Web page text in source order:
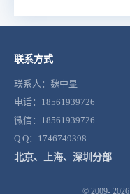
联系方式
联系人：魏中显
电话：18561939726
微信：18561939726
Q Q：1746749398
北京、上海、深圳分部
© 2009- 2026